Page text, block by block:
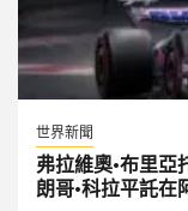
世界新聞
弗拉維奧·布里亞
朗哥·科拉平託在